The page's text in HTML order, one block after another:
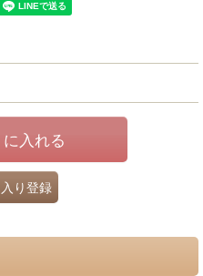
入れる
り登録